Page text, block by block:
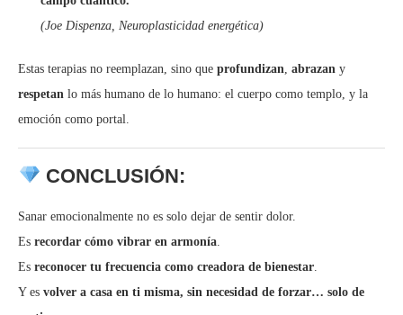
(Joe Dispenza, Neuroplasticidad energética)
Estas terapias no reemplazan, sino que profundizan abrazan y
respetan lo más humano de lo humano: el cuerpo como templo, y la
emoción como portal.
CONCLUSIÓN:
Sanar emocionalmente no es solo dejar de sentir dolor.
Es recordar cómo vibrar en armonía
Es reconocer tu frecuencia como creadora de bienestar
Y es volver a casa en ti misma, sin necesidad de forzar… solo de